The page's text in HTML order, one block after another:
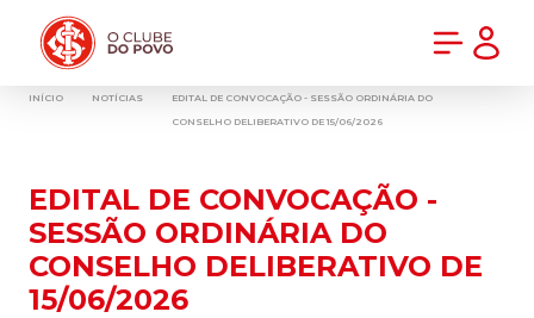
INÍCIO NOTÍCIAS
EDITAL DE CONVOCAÇÃO - SESSÃO ORDINÁRIA DO
CONSELHO DELIBERATIVO DE 15/06/2026
EDITAL DE CONVOCAÇÃO -
SESSÃO ORDINÁRIA DO
CONSELHO DELIBERATIVO DE
15/06/2026